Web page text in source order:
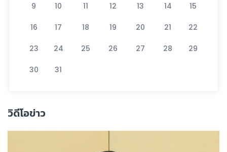
9 10 11 12 13 14 15
16 17 18 19 20 21 22
23 24 25 26 27 28 29
30 31
วิดีโอข่าว